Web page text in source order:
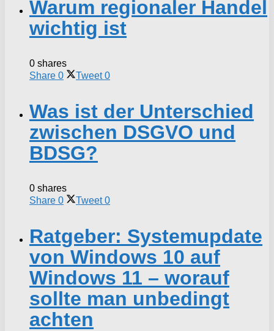
Warum regionaler Handel
wichtig ist
0 shares
Share 0 Tweet 0
Was ist der Unterschied
zwischen DSGVO und
BDSG?
0 shares
Share 0 Tweet 0
Ratgeber: Systemupdate
von Windows 10 auf
Windows 11 – worauf
sollte man unbedingt
achten